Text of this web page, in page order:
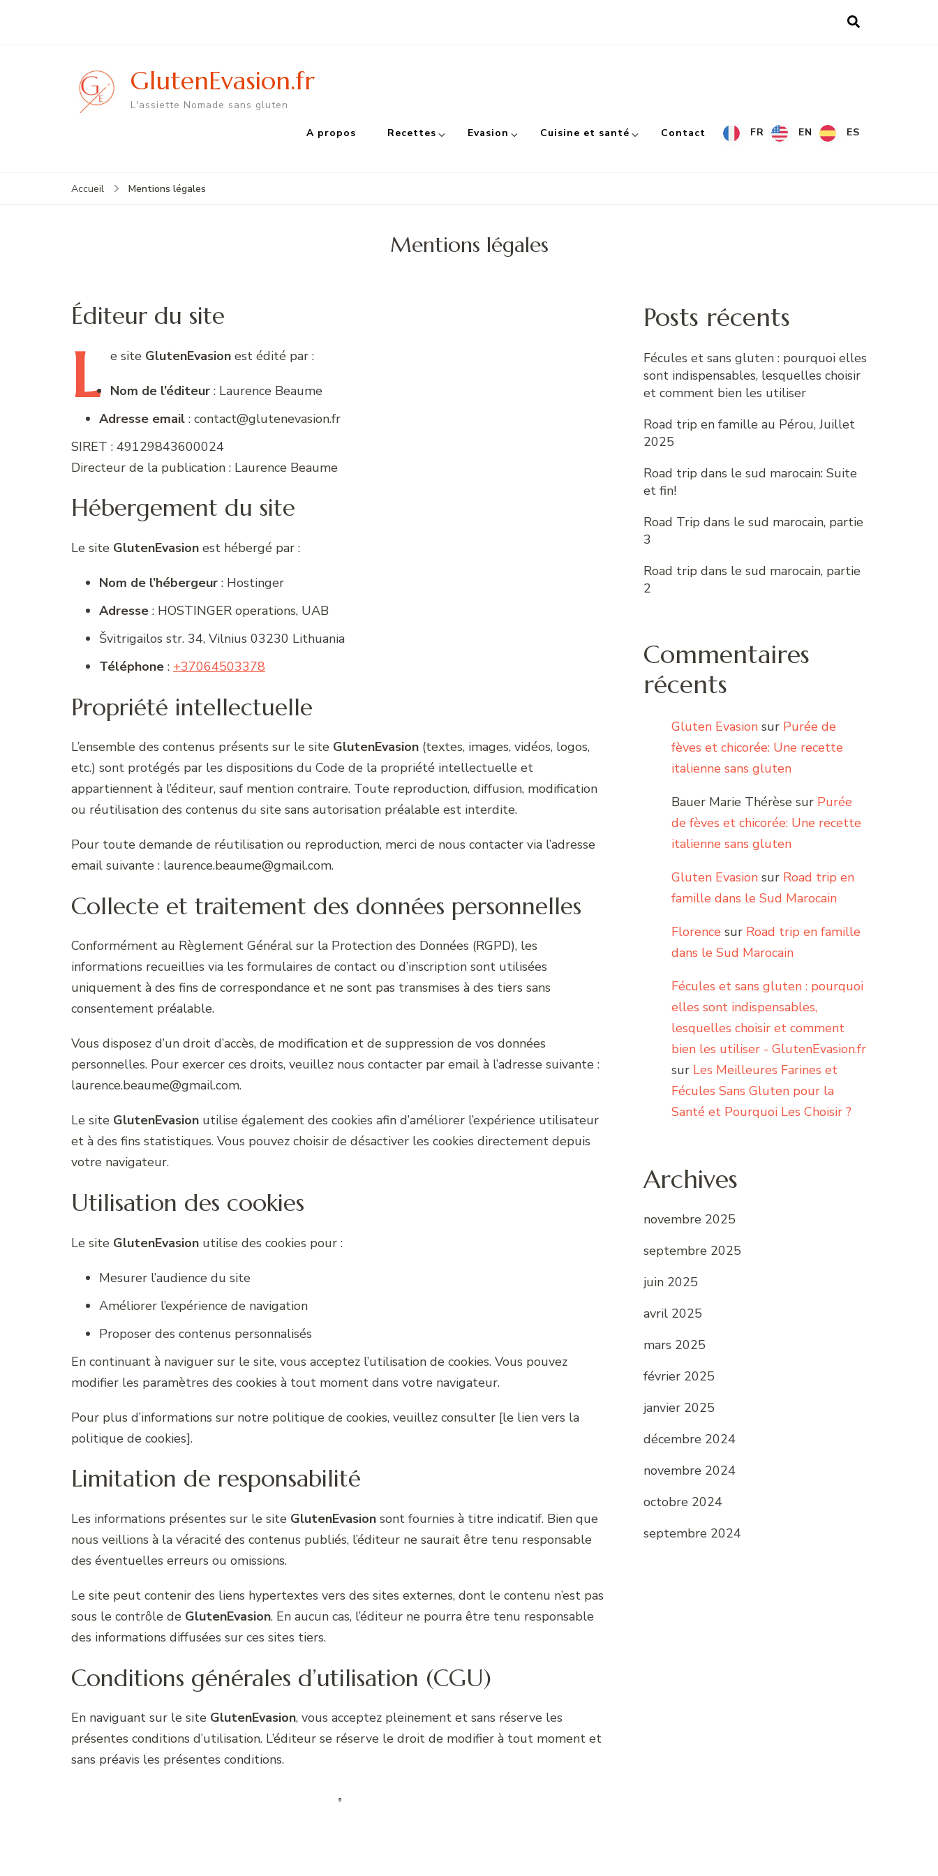
GlutenEvasion.fr
L'assiette Nomade sans gluten
A propos Recettes Evasion Cuisine et santé Contact FR EN ES
Accueil Mentions légales
Mentions légales
Éditeur du site
L e site GlutenEvasion est édité par :
Nom de l’éditeur : Laurence Beaume
Adresse email : contact@glutenevasion.fr
SIRET : 49129843600024
Directeur de la publication : Laurence Beaume
Hébergement du site
Le site GlutenEvasion est hébergé par :
Nom de l’hébergeur : Hostinger
Adresse : HOSTINGER operations, UAB
Švitrigailos str. 34, Vilnius 03230 Lithuania
Téléphone : +37064503378
Propriété intellectuelle
L’ensemble des contenus présents sur le site GlutenEvasion (textes, images, vidéos, logos,
etc.) sont protégés par les dispositions du Code de la propriété intellectuelle et
appartiennent à l’éditeur, sauf mention contraire. Toute reproduction, diffusion, modification
ou réutilisation des contenus du site sans autorisation préalable est interdite.
Pour toute demande de réutilisation ou reproduction, merci de nous contacter via l’adresse
email suivante : laurence.beaume@gmail.com.
Collecte et traitement des données personnelles
Conformément au Règlement Général sur la Protection des Données (RGPD), les
informations recueillies via les formulaires de contact ou d’inscription sont utilisées
uniquement à des fins de correspondance et ne sont pas transmises à des tiers sans
consentement préalable.
Vous disposez d’un droit d’accès, de modification et de suppression de vos données
personnelles. Pour exercer ces droits, veuillez nous contacter par email à l’adresse suivante :
laurence.beaume@gmail.com.
Le site GlutenEvasion utilise également des cookies afin d’améliorer l’expérience utilisateur
et à des fins statistiques. Vous pouvez choisir de désactiver les cookies directement depuis
votre navigateur.
Utilisation des cookies
Le site GlutenEvasion utilise des cookies pour :
Mesurer l’audience du site
Améliorer l’expérience de navigation
Proposer des contenus personnalisés
En continuant à naviguer sur le site, vous acceptez l’utilisation de cookies. Vous pouvez
modifier les paramètres des cookies à tout moment dans votre navigateur.
Pour plus d’informations sur notre politique de cookies, veuillez consulter [le lien vers la
politique de cookies].
Limitation de responsabilité
Les informations présentes sur le site GlutenEvasion sont fournies à titre indicatif. Bien que
nous veillions à la véracité des contenus publiés, l’éditeur ne saurait être tenu responsable
des éventuelles erreurs ou omissions.
Le site peut contenir des liens hypertextes vers des sites externes, dont le contenu n’est pas
sous le contrôle de GlutenEvasion. En aucun cas, l’éditeur ne pourra être tenu responsable
des informations diffusées sur ces sites tiers.
Conditions générales d’utilisation (CGU)
En naviguant sur le site GlutenEvasion, vous acceptez pleinement et sans réserve les
présentes conditions d’utilisation. L’éditeur se réserve le droit de modifier à tout moment et
sans préavis les présentes conditions.
Posts récents
Fécules et sans gluten : pourquoi elles
sont indispensables, lesquelles choisir
et comment bien les utiliser
Road trip en famille au Pérou, Juillet
2025
Road trip dans le sud marocain: Suite
et fin!
Road Trip dans le sud marocain, partie
3
Road trip dans le sud marocain, partie
2
Commentaires
récents
Gluten Evasion sur Purée de
fèves et chicorée: Une recette
italienne sans gluten
Bauer Marie Thérèse sur Purée
de fèves et chicorée: Une recette
italienne sans gluten
Gluten Evasion sur Road trip en
famille dans le Sud Marocain
Florence sur Road trip en famille
dans le Sud Marocain
Fécules et sans gluten : pourquoi
elles sont indispensables,
lesquelles choisir et comment
bien les utiliser - GlutenEvasion.fr
sur Les Meilleures Farines et
Fécules Sans Gluten pour la
Santé et Pourquoi Les Choisir ?
Archives
novembre 2025
septembre 2025
juin 2025
avril 2025
mars 2025
février 2025
janvier 2025
décembre 2024
novembre 2024
octobre 2024
septembre 2024